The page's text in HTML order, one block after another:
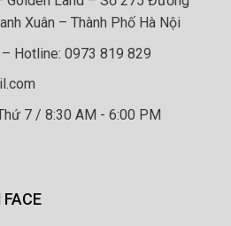
Xuân – Thành Phố Hà Nội
Hotline: 0973 819 829
7 / 8:30 AM - 6:00 PM